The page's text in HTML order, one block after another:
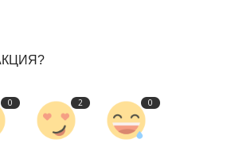
0 2 0